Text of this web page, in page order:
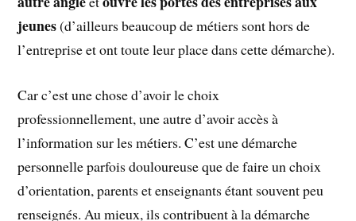
jeunes(d’ailleurs beaucoup de métiers sont hors de
l’entreprise et ont toute leur place dans cette démarche).
Car c’est une chose d’avoir le choix
professionnellement, une autre d’avoir accès à
l’information sur les métiers. C’est une démarche
personnelle parfois douloureuse que de faire un choix
d’orientation, parents et enseignants étant souvent peu
renseignés. Au mieux, ils contribuent à la démarche